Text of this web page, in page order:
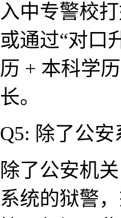
入中专警校
或通过“对口​
历 + 本科学
长。
Q5: 除了公
除了公安机
系统​的狱警